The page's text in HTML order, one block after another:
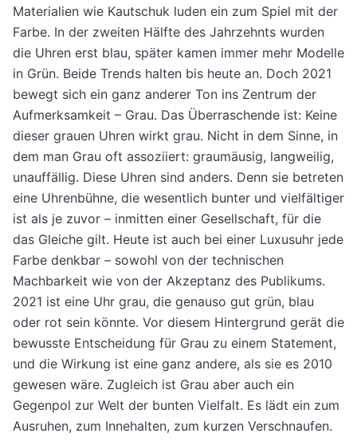
Materialien wie Kautschuk luden ein zum Spiel mit der
Farbe. In der zweiten Hälfte des Jahrzehnts wurden
die Uhren erst blau, später kamen immer mehr Modelle
in Grün. Beide Trends halten bis heute an. Doch 2021
bewegt sich ein ganz anderer Ton ins Zentrum der
Aufmerksamkeit – Grau. Das Überraschende ist: Keine
dieser grauen Uhren wirkt grau. Nicht in dem Sinne, in
dem man Grau oft assoziiert: graumäusig, langweilig,
unauffällig. Diese Uhren sind anders. Denn sie betreten
eine Uhrenbühne, die wesentlich bunter und vielfältiger
ist als je zuvor – inmitten einer Gesellschaft, für die
das Gleiche gilt. Heute ist auch bei einer Luxusuhr jede
Farbe denkbar – sowohl von der technischen
Machbarkeit wie von der Akzeptanz des Publikums.
2021 ist eine Uhr grau, die genauso gut grün, blau
oder rot sein könnte. Vor diesem Hintergrund gerät die
bewusste Entscheidung für Grau zu einem Statement,
und die Wirkung ist eine ganz andere, als sie es 2010
gewesen wäre. Zugleich ist Grau aber auch ein
Gegenpol zur Welt der bunten Vielfalt. Es lädt ein zum
Ausruhen, zum Innehalten, zum kurzen Verschnaufen.